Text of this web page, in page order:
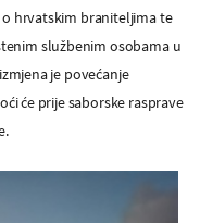
o hrvatskim braniteljima te
službenim osobama u
je povećanje
će prije saborske rasprave